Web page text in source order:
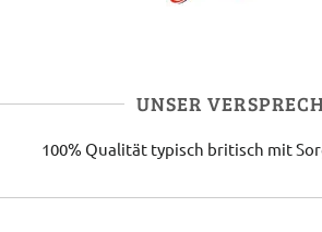
UNSER
100% Qualität typisch britisch mit